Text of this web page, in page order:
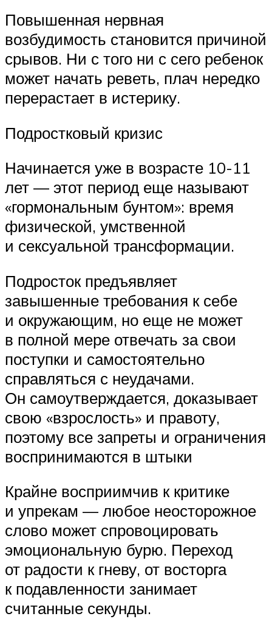
Повышенная нервная
возбудимость становится причиной
срывов. Ни с того ни с сего ребенок
может начать реветь, плач нередко
перерастает в истерику.
Подростковый кризис
Начинается уже в возрасте 10-11
лет — этот период еще называют
«гормональным бунтом»: время
физической, умственной
и сексуальной трансформации.
Подросток предъявляет
завышенные требования к себе
и окружающим, но еще не может
в полной мере отвечать за свои
поступки и самостоятельно
справляться с неудачами.
Он самоутверждается, доказывает
свою «взрослость» и правоту,
поэтому все запреты и ограничения
воспринимаются в штыки
Крайне восприимчив к критике
и упрекам — любое неосторожное
слово может спровоцировать
эмоциональную бурю. Переход
от радости к гневу, от восторга
к подавленности занимает
считанные секунды.